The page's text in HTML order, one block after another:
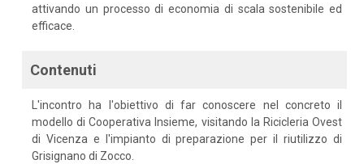
attivando un processo di economia di scala sostenibile ed
efficace.
Contenuti
L'incontro ha l'obiettivo di far conoscere nel concreto il
modello di Cooperativa Insieme, visitando la Ricicleria Ovest
di Vicenza e l'impianto di preparazione per il riutilizzo di
Grisignano di Zocco.